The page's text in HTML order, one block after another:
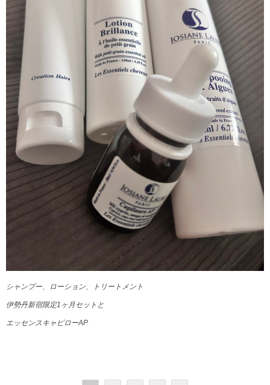
シャンプー、ローション、トリートメント
伊勢丹新宿限定1ヶ月セットと
エッセンスキャピローAP